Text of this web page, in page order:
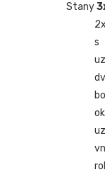
Stany
s